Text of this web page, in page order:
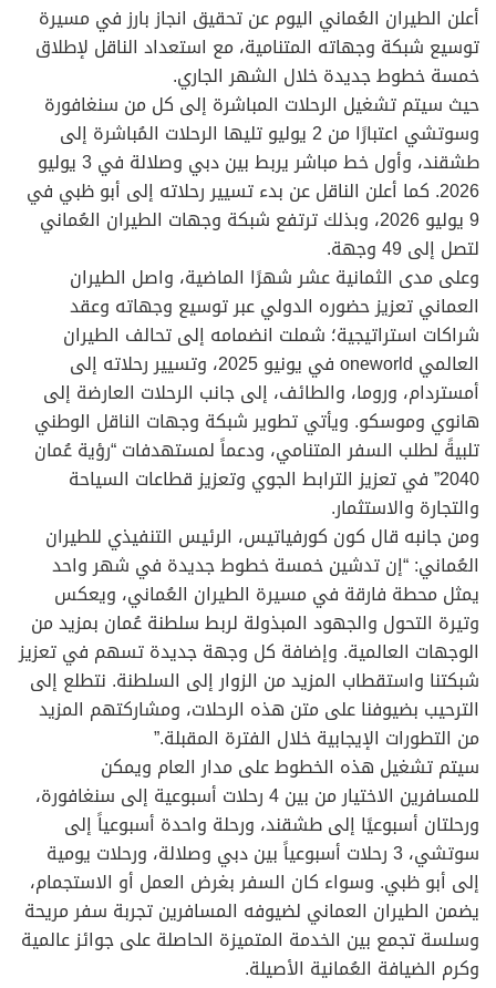
أعلن الطيران العُماني اليوم عن تحقيق انجاز بارز في مسيرة
توسيع شبكة وجهاته المتنامية، مع استعداد الناقل لإطلاق
خمسة خطوط جديدة خلال الشهر الجاري.
حيث سيتم تشغيل الرحلات المباشرة إلى كل من سنغافورة
وسوتشي اعتبارًا من 2 يوليو تليها الرحلات المُباشرة إلى
طشقند، وأول خط مباشر يربط بين دبي وصلالة في 3 يوليو
2026. كما أعلن الناقل عن بدء تسيير رحلاته إلى أبو ظبي في
9 يوليو 2026، وبذلك ترتفع شبكة وجهات الطيران العُماني
لتصل إلى 49 وجهة.
وعلى مدى الثمانية عشر شهرًا الماضية، واصل الطيران
العماني تعزيز حضوره الدولي عبر توسيع وجهاته وعقد
شراكات استراتيجية؛ شملت انضمامه إلى تحالف الطيران
العالمي oneworld في يونيو 2025، وتسيير رحلاته إلى
أمستردام، وروما، والطائف، إلى جانب الرحلات العارضة إلى
هانوي وموسكو. ويأتي تطوير شبكة وجهات الناقل الوطني
تلبيةً لطلب السفر المتنامي، ودعماً لمستهدفات “رؤية عُمان
2040” في تعزيز الترابط الجوي وتعزيز قطاعات السياحة
والتجارة والاستثمار.
ومن جانبه قال كون كورفياتيس، الرئيس التنفيذي للطيران
العُماني: “إن تدشين خمسة خطوط جديدة في شهر واحد
يمثل محطة فارقة في مسيرة الطيران العُماني، ويعكس
وتيرة التحول والجهود المبذولة لربط سلطنة عُمان بمزيد من
الوجهات العالمية. وإضافة كل وجهة جديدة تسهم في تعزيز
شبكتنا واستقطاب المزيد من الزوار إلى السلطنة. نتطلع إلى
الترحيب بضيوفنا على متن هذه الرحلات، ومشاركتهم المزيد
من التطورات الإيجابية خلال الفترة المقبلة.”
سيتم تشغيل هذه الخطوط على مدار العام ويمكن
للمسافرين الاختيار من بين 4 رحلات أسبوعية إلى سنغافورة،
ورحلتان أسبوعيًا إلى طشقند، ورحلة واحدة أسبوعياً إلى
سوتشي، 3 رحلات أسبوعياً بين دبي وصلالة، ورحلات يومية
إلى أبو ظبي. وسواء كان السفر بغرض العمل أو الاستجمام،
يضمن الطيران العماني لضيوفه المسافرين تجربة سفر مريحة
وسلسة تجمع بين الخدمة المتميزة الحاصلة على جوائز عالمية
وكرم الضيافة العُمانية الأصيلة.